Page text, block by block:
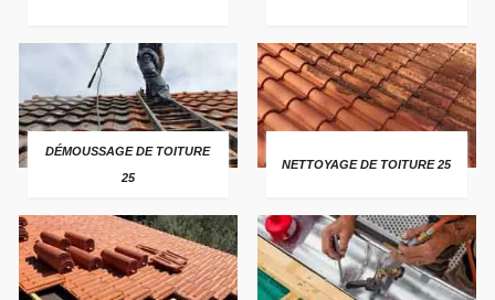
DÉMOUSSAGE DE TOITURE
25
NETTOYAGE DE TOITURE 25